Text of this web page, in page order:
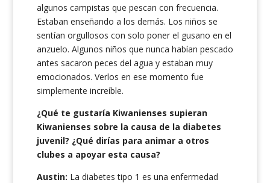
algunos campistas que pescan con frecuencia.
Estaban enseñando a los demás. Los niños se
sentían orgullosos con solo poner el gusano en el
anzuelo. Algunos niños que nunca habían pescado
antes sacaron peces del agua y estaban muy
emocionados. Verlos en ese momento fue
simplemente increíble.
¿Qué te gustaría Kiwanienses supieran
Kiwanienses sobre la causa de la diabetes
juvenil? ¿Qué dirías para animar a otros
clubes a apoyar esta causa?
Austin: La diabetes tipo 1 es una enfermedad